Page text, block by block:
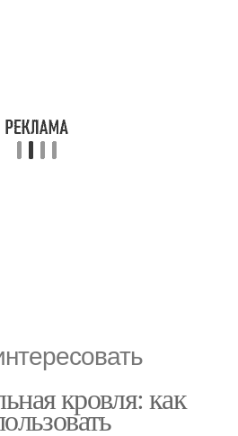
кровля: как